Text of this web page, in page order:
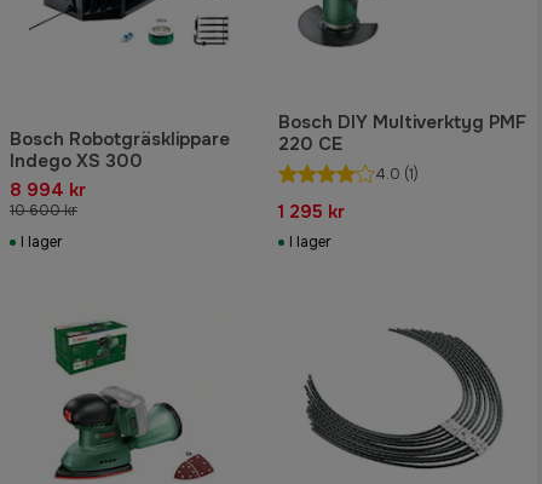
Bosch Robotgräsklippare
Indego XS 300
8 994 kr
10 600 kr
I lager
Bosch DIY Multiverktyg PMF
220 CE
4.0 (1)
1 295 kr
I lager